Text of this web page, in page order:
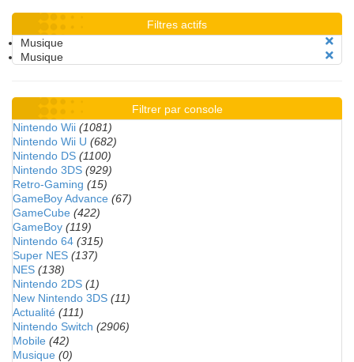
Filtres actifs
Musique
Musique
Filtrer par console
Nintendo Wii (1081)
Nintendo Wii U (682)
Nintendo DS (1100)
Nintendo 3DS (929)
Retro-Gaming (15)
GameBoy Advance (67)
GameCube (422)
GameBoy (119)
Nintendo 64 (315)
Super NES (137)
NES (138)
Nintendo 2DS (1)
New Nintendo 3DS (11)
Actualité (111)
Nintendo Switch (2906)
Mobile (42)
Musique (0)